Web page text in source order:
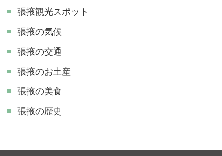
張掖観光スポット
張掖の気候
張掖の交通
張掖のお土産
張掖の美食
張掖の歴史